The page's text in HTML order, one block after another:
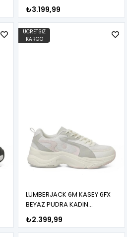
₺3.199,99
LUMBERJACK 6M KASEY 6FX
BEYAZ PUDRA KADIN
SNEAKER
₺2.399,99
ÜCRETSIZ
KARGO